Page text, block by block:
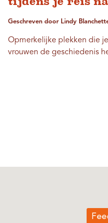
Geschreven door Lindy
Opmerkelijke plekken die
vrouwen de geschiedenis